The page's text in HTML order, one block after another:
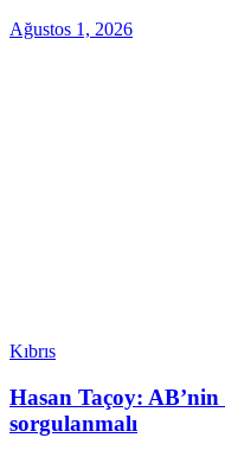
Ağustos 1, 2026
Kıbrıs
Hasan Taçoy:
sorgulanmalı